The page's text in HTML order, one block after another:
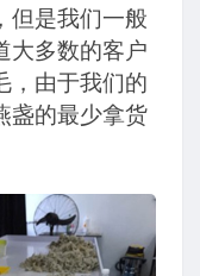
但是我们一般
大多数的客户
，由于我们的
盏的最少拿货